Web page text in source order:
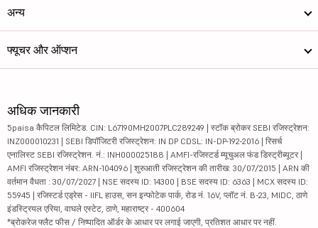
अन्य
फ्यूचर और ऑप्शन
अधिक जानकारी
5paisa कैपिटल लिमिटेड. CIN: L67190MH2007PLC289249 | स्टॉक ब्रोकर SEBI रजिस्ट्रेशन:
INZ000010231 | SEBI डिपॉजिटरी रजिस्ट्रेशन: IN DP CDSL: IN-DP-192-2016 | रिसर्च
एनालिस्ट SEBI रजिस्ट्रेशन. नं.: INH000025188 | AMFI-रजिस्टर्ड म्यूचुअल फंड डिस्ट्रीब्यूटर |
AMFI रजिस्ट्रेशन नंबर: ARN-104096 | शुरुआती रजिस्ट्रेशन की तारीख: 30/07/2015 | ARN की
वर्तमान वैधता : 30/07/2027 | NSE सदस्य ID: 14300 | BSE सदस्य ID: 6363 | MCX सदस्य ID:
55945 | रजिस्टर्ड एड्रेस - IIFL हाउस, सन इन्फोटेक पार्क, रोड नं. 16V, प्लॉट नं. B-23, MIDC, ठाणे
इंडस्ट्रियल एरिया, वाघले एस्टेट, ठाणे, महाराष्ट्र - 400604
*ब्रोकरेज फ्लैट फीस / निष्पादित ऑर्डर के आधार पर लगाई जाएगी, प्रतिशत आधार पर नहीं.